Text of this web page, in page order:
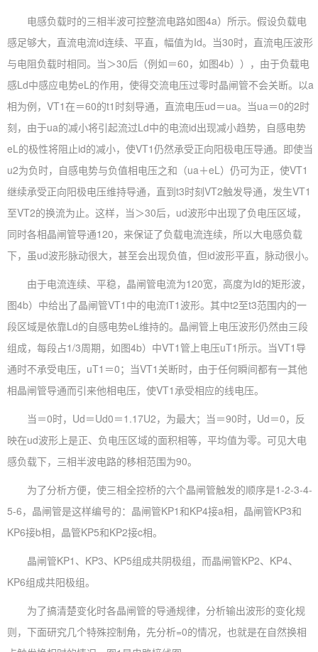
电感负载时的三相半波可控整流电路如图4a）所示。假设负载电
感足够大，直流电流id连续、平直，幅值为Id。当30时，直流电压波形
与电阻负载时相同。当＞30后（例如＝60，如图4b）），由于负载电
感Ld中感应电势eL的作用，使得交流电压过零时晶闸管不会关断。以a
相为例，VT1在＝60的t1时刻导通，直流电压ud＝ua。当ua＝0的2时
刻，由于ua的减小将引起流过Ld中的电流id出现减小趋势，自感电势
eL的极性将阻止id的减小，使VT1仍然承受正向阳极电压导通。即使当
u2为负时，自感电势与负值相电压之和（ua＋eL）仍可为正，使VT1
继续承受正向阳极电压维持导通，直到t3时刻VT2触发导通，发生VT1
至VT2的换流为止。这样，当＞30后，ud波形中出现了负电压区域，
同时各相晶闸管导通120，来保证了负载电流连续，所以大电感负载
下，虽ud波形脉动很大，甚至会出现负值，但id波形平直，脉动很小。
由于电流连续、平稳，晶闸管电流为120宽，高度为Id的矩形波，
图4b）中给出了晶闸管VT1中的电流iT1波形。其中t2至t3范围内的一
段区域是依靠Ld的自感电势eL维持的。晶闸管上电压波形仍然由三段
组成，每段占1/3周期，如图4b）中VT1管上电压uT1所示。当VT1导
通时不承受电压，uT1＝0；当VT1关断时，由于任何瞬间都有一其他
相晶闸管导通而引来他相电压，使VT1承受相应的线电压。
当＝0时，Ud＝Ud0＝1.17U2，为最大；当＝90时，Ud＝0，反
映在ud波形上是正、负电压区域的面积相等，平均值为零。可见大电
感负载下，三相半波电路的移相范围为90。
为了分析方便，使三相全控桥的六个晶闸管触发的顺序是1-2-3-4-
5-6，晶闸管是这样编号的：晶闸管KP1和KP4接a相，晶闸管KP3和
KP6接b相，晶管KP5和KP2接c相。
晶闸管KP1、KP3、KP5组成共阴极组，而晶闸管KP2、KP4、
KP6组成共阳极组。
为了搞清楚变化时各晶闸管的导通规律，分析输出波形的变化规
则，下面研究几个特殊控制角，先分析=0的情况，也就是在自然换相